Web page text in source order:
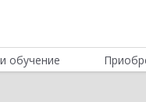
обучение